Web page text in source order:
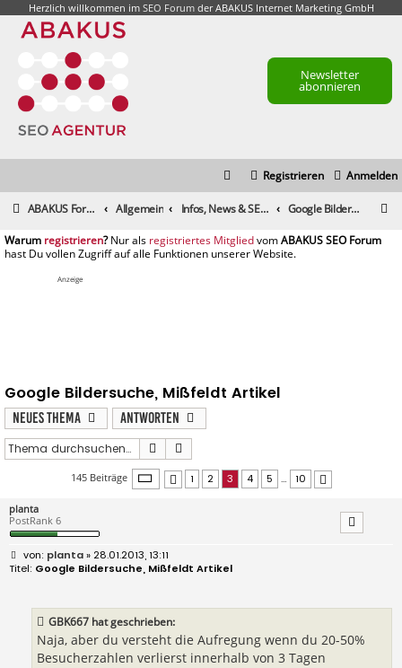
Herzlich willkommen im SEO Forumder ABAKUS Internet Marketing GmbH
Newsletter
abonnieren
Anmelden
Registrieren
ABAKUS Foren-Übersicht Allgemein Infos, News & SEO Gerüchte Google Bildersuche, Mißfeldt Artikel
registrieren registriertes Mitglied
Anzeige
Google Bildersuche, Mißfeldt Artikel
Neues Thema
Antworten
Suche
145 Beiträge Seite von10
Vorherige
1 2 3 4 5 … 10
planta
PostRank 6
B
e
i
planta» 28.01.2013, 13:11
Google Bildersuche, Mißfeldt Artikel
GBK667 hat geschrieben:
Naja, aber du versteht die Aufregung wenn du 20-50%
Besucherzahlen verlierst innerhalb von 3 Tagen